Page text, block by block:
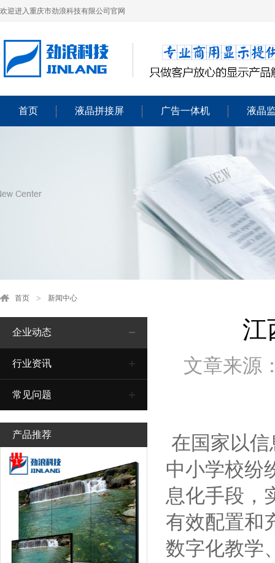
欢迎进入重庆市劲浪科技有限公司官网
首页 液晶拼接屏 广告一体机 液晶
首页 新闻中心
企业动态
行业资讯
常见问题
产品推荐
1
江
文章来源
在国家以
中小学校纷
息化手段，
有效配置和
数字化教学